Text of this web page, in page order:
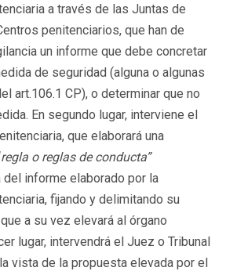
a través de las Juntas de
penitenciarios, que han de
un informe que debe concretar
de seguridad (alguna o algunas
art.106.1 CP), o determinar que no
En segundo lugar, interviene el
que elaborará una
regla o reglas de conducta”
informe elaborado por la
fijando y delimitando su
a su vez elevará al órgano
lugar, intervendrá el Juez o Tribunal
vista de la propuesta elevada por el